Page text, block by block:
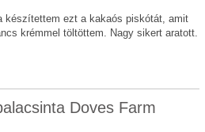
készítettem ezt a kakaós piskótát, amit
krémmel töltöttem. Nagy sikert aratott.
Doves Farm